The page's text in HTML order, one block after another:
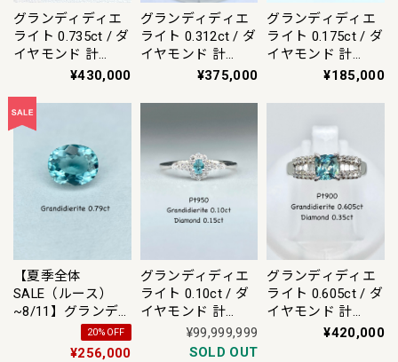
グランディディエ
ライト 0.735ct / ダ
イヤモンド 計
レッシュメント(新
品仕上げ・補修・
洗浄等済)】【3日
以内返品可（※カ
ード/キャリア決済
の場合）】
¥430,000
グランディディエ
ライト 0.312ct / ダ
イヤモンド 計
0.20ct 750 リング
ュメント(新品仕上
済)】【3日以内返
品可（※カード/キ
ャリア決済の場
¥375,000
グランディディエ
ライト 0.175ct / ダ
イヤモンド 計
0.10ct Pt900 リン
シュメント(新品仕
上げ・補修・洗浄
等済)】【3日以内
返品可（※カード/
キャリア決済の場
¥185,000
【夏季全体
SALE（ルース）
~8/11】グランデ
ィディエライト
0.79ct ルース
20%OFF
¥256,000
グランディディエ
ライト 0.10ct / ダ
イヤモンド 計
0.15ct Pt900 リン
グ【リフレッシュ
¥99,999,999
SOLD OUT
グランディディエ
ライト 0.605ct / ダ
イヤモンド 計
0.35ct Pt900 リン
¥420,000